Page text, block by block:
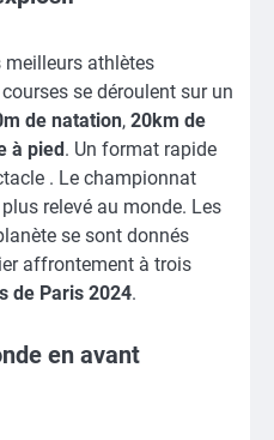
meilleurs athlètes
se déroulent sur un
de natation, 20km de
à pied. Un format rapide
. Le championnat
relevé au monde. Les
se sont donnés
affrontement à trois
de Paris 2024.
en avant